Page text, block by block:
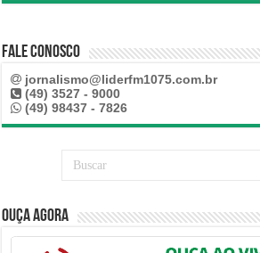
Fale Conosco
jornalismo@liderfm1075.com.br
(49) 3527 - 9000
(49) 98437 - 7826
Ouça Agora